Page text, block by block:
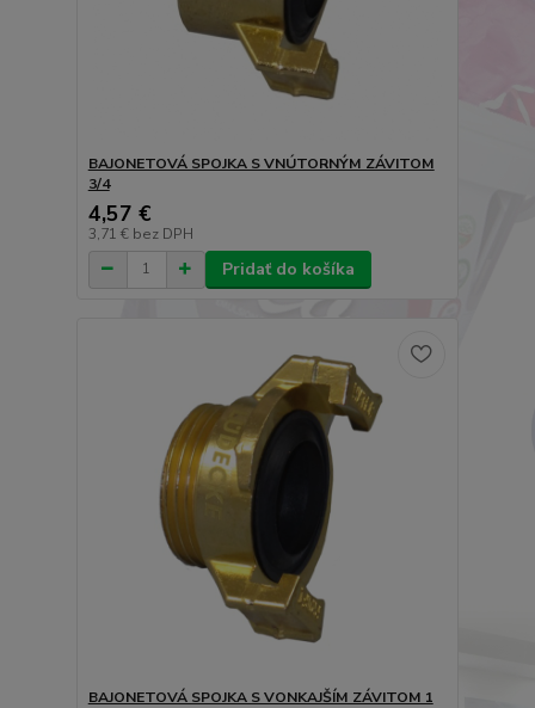
BAJONETOVÁ SPOJKA S VNÚTORNÝM ZÁVITOM
3/4
4,57 €
3,71 € bez DPH
Pridať do košíka
BAJONETOVÁ SPOJKA S VONKAJŠÍM ZÁVITOM 1